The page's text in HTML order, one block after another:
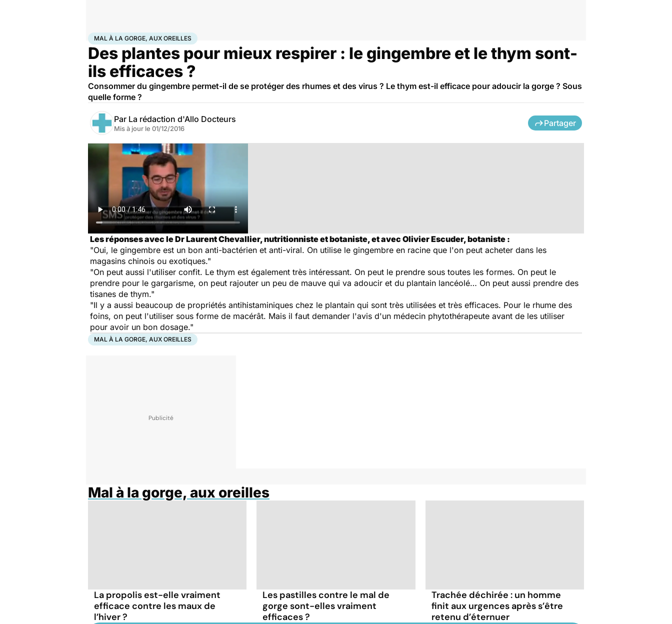
Accueil SantéBobos du quotidien Mal à la gorge, aux oreilles
MAL À LA GORGE, AUX OREILLES
Des plantes pour mieux respirer : le gingembre et le thym sont-
ils efficaces ?
Consommer du gingembre permet-il de se protéger des rhumes et des virus ? Le thym est-il efficace pour adoucir la gorge ? Sous
quelle forme ?
Par La rédaction d'Allo Docteurs
Mis à jour le 01/12/2016
Partager
Les réponses avec le Dr Laurent Chevallier, nutritionniste et botaniste, et avec Olivier Escuder, botaniste :
"Oui, le gingembre est un bon anti-bactérien et anti-viral. On utilise le gingembre en racine que l'on peut acheter dans les
magasins chinois ou exotiques."
"On peut aussi l'utiliser confit. Le thym est également très intéressant. On peut le prendre sous toutes les formes. On peut le
prendre pour le gargarisme, on peut rajouter un peu de mauve qui va adoucir et du plantain lancéolé… On peut aussi prendre des
tisanes de thym."
"Il y a aussi beaucoup de propriétés antihistaminiques chez le plantain qui sont très utilisées et très efficaces. Pour le rhume des
foins, on peut l'utiliser sous forme de macérât. Mais il faut demander l'avis d'un médecin phytothérapeute avant de les utiliser
pour avoir un bon dosage."
MAL À LA GORGE, AUX OREILLES
Mal à la gorge, aux oreilles
La propolis est-elle vraiment
efficace contre les maux de
l’hiver ?
Les pastilles contre le mal de
gorge sont-elles vraiment
efficaces ?
Trachée déchirée : un homme
finit aux urgences après s’être
retenu d’éternuer